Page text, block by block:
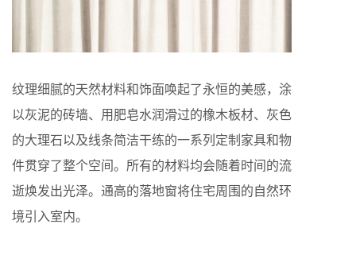
纹理细腻的天然材料和饰面唤起了永恒的美感，涂
以灰泥的砖墙、用肥皂水润滑过的橡木板材、灰色
的大理石以及线条简洁干练的一系列定制家具和物
件贯穿了整个空间。所有的材料均会随着时间的流
逝焕发出光泽。通高的落地窗将住宅周围的自然环
境引入室内。